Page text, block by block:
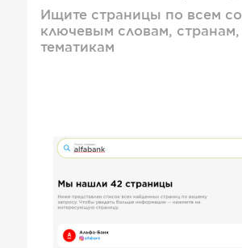
Ищите страницы по всем
ключевым словам, странам,
тематикам